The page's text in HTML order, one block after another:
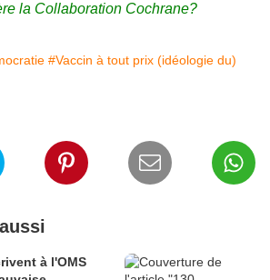
la Collaboration Cochrane?
#Vaccin à tout prix (idéologie du)
à l'OMS